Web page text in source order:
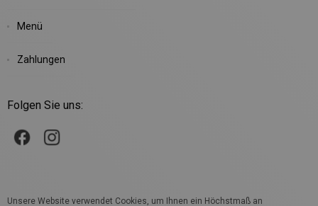
Menü
Zahlungen
Folgen Sie uns:
Unsere Website verwendet Cookies, um Ihnen ein Höchstmaß an